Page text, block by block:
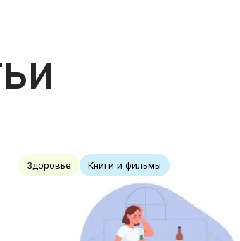
Здоровье Книги и фильмы